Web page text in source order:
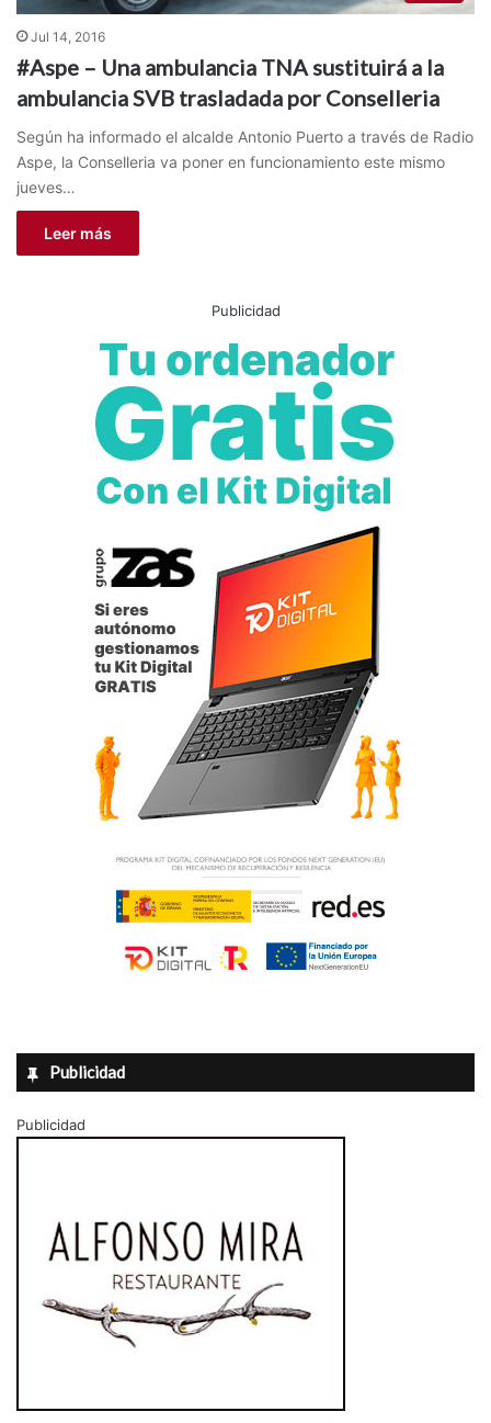
Jul 14, 2016
#Aspe – Una ambulancia TNA sustituirá a la
ambulancia SVB trasladada por Conselleria
Según ha informado el alcalde Antonio Puerto a través de Radio
Aspe, la Conselleria va poner en funcionamiento este mismo
jueves…
Leer más
Publicidad
Publicidad
Publicidad